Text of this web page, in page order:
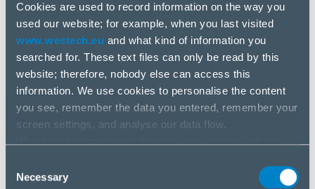
Cookies are used to record information on the way you
used our website; for example, when you last visited
www.westech.eu and what kind of information you
searched for. These text files can only be read by this
website; therefore, nobody else can access this
information. We use cookies to personalise the content
you see, remember the data you entered, remember your
screen settings, and analyse our data flow.
If you agree to this, please click “Accept all cookies”. If
Selection
Necessary
spoločnosti Sygic na pozíciu Vice President
Enterprise Solutions, kde zodpovedal za firemné
riešenia.